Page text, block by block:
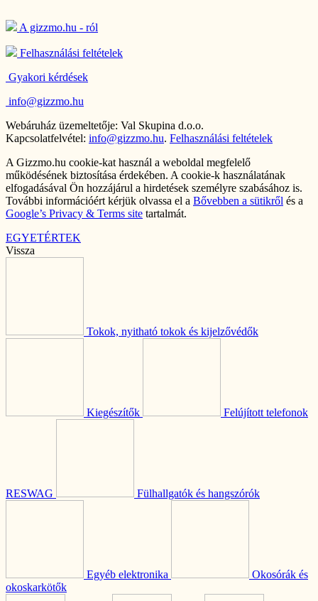
A gizzmo.hu - ról
Felhasználási feltételek
Gyakori kérdések
info@gizzmo.hu
Webáruház üzemeltetője: Val Skupina d.o.o.
Kapcsolatfelvétel: info@gizzmo.hu. Felhasználási feltételek
A Gizzmo.hu cookie-kat használ a weboldal megfelelő
működésének biztosítása érdekében. A cookie-k használatának
elfogadásával Ön hozzájárul a hirdetések személyre szabásához is.
További információért kérjük olvassa el a Bővebben a sütikről és a
Google’s Privacy & Terms site tartalmát.
EGYETÉRTEK
Vissza
Tokok, nyitható tokok és kijelzővédők
Kiegészítők Felújított telefonok
RESWAG Fülhallgatók és hangszórók
Egyéb elektronika
Okosórák és
okoskarkötők